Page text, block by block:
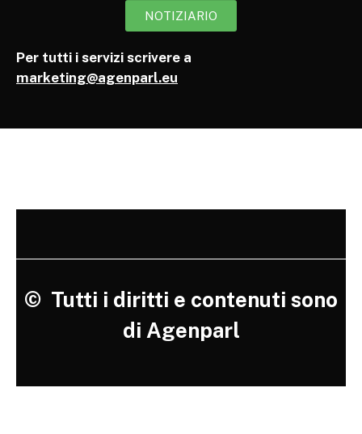
NOTIZIARIO
Per tutti i servizi scrivere a
marketing@agenparl.eu
© Tutti i diritti e contenuti sono
di Agenparl